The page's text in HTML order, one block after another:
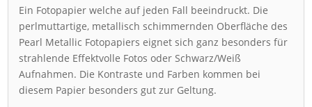
Ein Fotopapier welche auf jeden Fall beeindruckt. Die
perlmuttartige, metallisch schimmernden Oberfläche des
Pearl Metallic Fotopapiers eignet sich ganz besonders für
strahlende Effektvolle Fotos oder Schwarz/Weiß
Aufnahmen. Die Kontraste und Farben kommen bei
diesem Papier besonders gut zur Geltung.